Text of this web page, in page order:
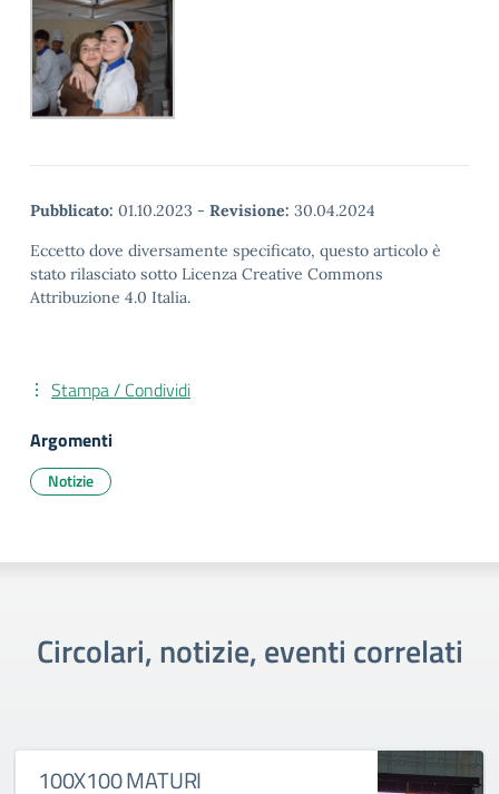
Pubblicato: 01.10.2023 - Revisione: 30.04.2024
Eccetto dove diversamente specificato, questo articolo è
stato rilasciato sotto Licenza Creative Commons
Attribuzione 4.0 Italia.
Stampa / Condividi
Argomenti
Notizie
Circolari, notizie, eventi correlati
100X100 MATURI